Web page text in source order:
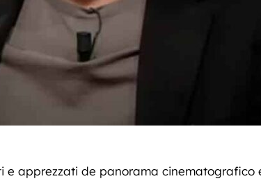
e apprezzati de panorama